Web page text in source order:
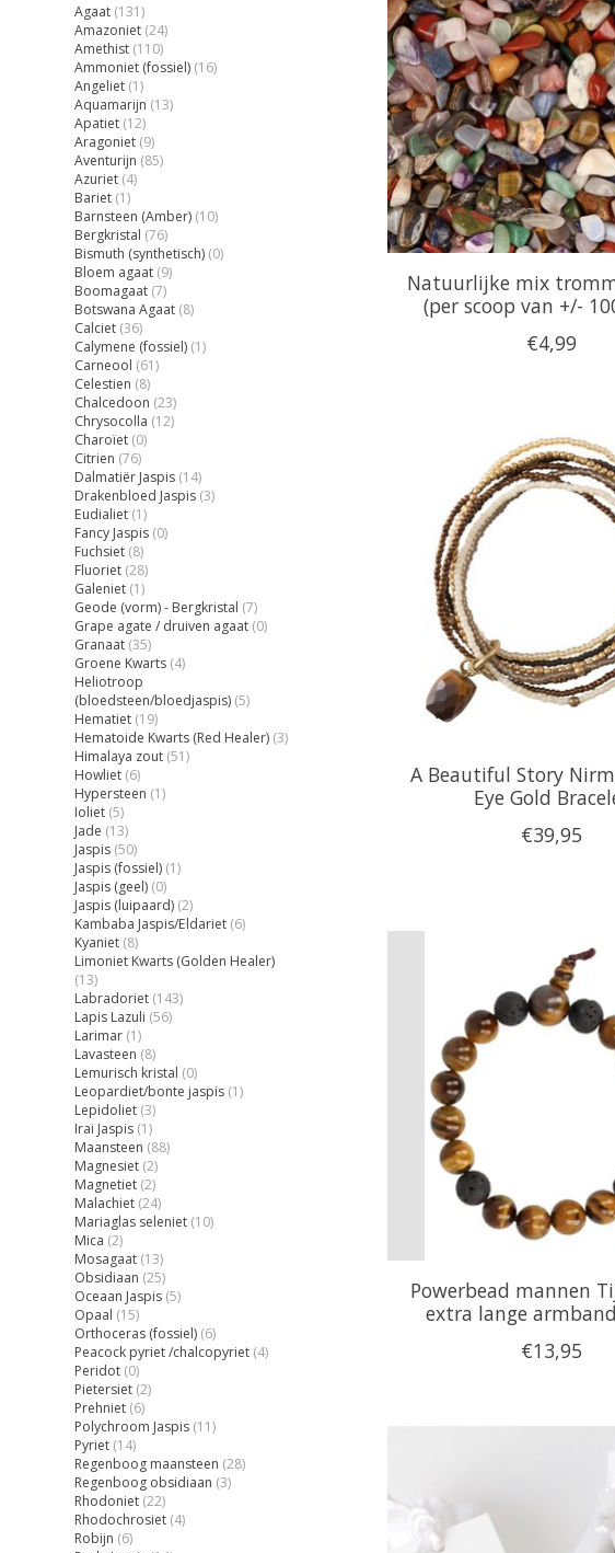
Agaat (131)
Amazoniet (24)
Amethist (110)
Ammoniet (fossiel) (16)
Angeliet (1)
Aquamarijn (13)
Apatiet (12)
Aragoniet (9)
Aventurijn (85)
Azuriet (4)
Bariet (1)
Barnsteen (Amber) (10)
Bergkristal (76)
Bismuth (synthetisch) (0)
Bloem agaat (9)
Boomagaat (7)
Botswana Agaat (8)
Calciet (36)
Calymene (fossiel) (1)
Carneool (61)
Celestien (8)
Chalcedoon (23)
Chrysocolla (12)
Charoïet (0)
Citrien (76)
Dalmatiër Jaspis (14)
Drakenbloed Jaspis (3)
Eudialiet (1)
Fancy Jaspis (0)
Fuchsiet (8)
Fluoriet (28)
Galeniet (1)
Geode (vorm) - Bergkristal (7)
Grape agate / druiven agaat (0)
Granaat (35)
Groene Kwarts (4)
Heliotroop
(bloedsteen/bloedjaspis) (5)
Hematiet (19)
Hematoide Kwarts (Red Healer) (3)
Himalaya zout (51)
Howliet (6)
Hypersteen (1)
Ioliet (5)
Jade (13)
Jaspis (50)
Jaspis (fossiel) (1)
Jaspis (geel) (0)
Jaspis (luipaard) (2)
Kambaba Jaspis/Eldariet (6)
Kyaniet (8)
Limoniet Kwarts (Golden Healer)
(13)
Labradoriet (143)
Lapis Lazuli (56)
Larimar (1)
Lavasteen (8)
Lemurisch kristal (0)
Leopardiet/bonte jaspis (1)
Lepidoliet (3)
Irai Jaspis (1)
Maansteen (88)
Magnesiet (2)
Magnetiet (2)
Malachiet (24)
Mariaglas seleniet (10)
Mica (2)
Mosagaat (13)
Obsidiaan (25)
Oceaan Jaspis (5)
Opaal (15)
Orthoceras (fossiel) (6)
Peacock pyriet /chalcopyriet (4)
Peridot (0)
Pietersiet (2)
Prehniet (6)
Polychroom Jaspis (11)
Pyriet (14)
Regenboog maansteen (28)
Regenboog obsidiaan (3)
Rhodoniet (22)
Rhodochrosiet (4)
Robijn (6)
Natuurlijke mix
(per scoop van +/-
€4,99
A Beautiful Story
Eye Gold
€39,95
Powerbead mannen
extra lange
€13,95